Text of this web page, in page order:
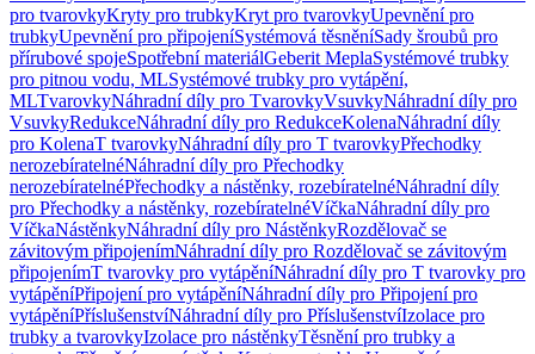
pro tvarovkyKryty pro trubkyKryt pro tvarovkyUpevnění pro
trubkyUpevnění pro připojeníSystémová těsněníSady šroubů pro
přírubové spojeSpotřební materiálGeberit MeplaSystémové trubky
pro pitnou vodu, MLSystémové trubky pro vytápění,
MLTvarovkyNáhradní díly pro TvarovkyVsuvkyNáhradní díly pro
VsuvkyRedukceNáhradní díly pro RedukceKolenaNáhradní díly
pro KolenaT tvarovkyNáhradní díly pro T tvarovkyPřechodky
nerozebíratelnéNáhradní díly pro Přechodky
nerozebíratelnéPřechodky a nástěnky, rozebíratelnéNáhradní díly
pro Přechodky a nástěnky, rozebíratelnéVíčkaNáhradní díly pro
VíčkaNástěnkyNáhradní díly pro NástěnkyRozdělovač se
závitovým připojenímNáhradní díly pro Rozdělovač se závitovým
připojenímT tvarovky pro vytápěníNáhradní díly pro T tvarovky pro
vytápěníPřipojení pro vytápěníNáhradní díly pro Připojení pro
vytápěníPříslušenstvíNáhradní díly pro PříslušenstvíIzolace pro
trubky a tvarovkyIzolace pro nástěnkyTěsnění pro trubky a